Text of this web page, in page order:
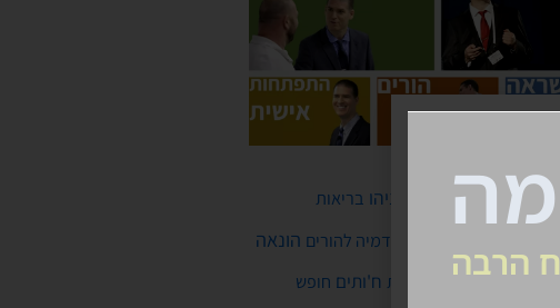
אהבה איראן ביבי נתניהו בריאות
האקדמיה להורים הונאה
הצלחה התחממות גלובלית ח'ותים חופש